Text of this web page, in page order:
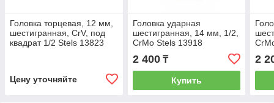
Головка торцевая, 12 мм,
шестигранная, CrV, под
квадрат 1/2 Stels 13823
Цену уточняйте
Головка ударная
шестигранная, 14 мм, 1/2,
CrMo Stels 13918
2 400₸
Купить
2